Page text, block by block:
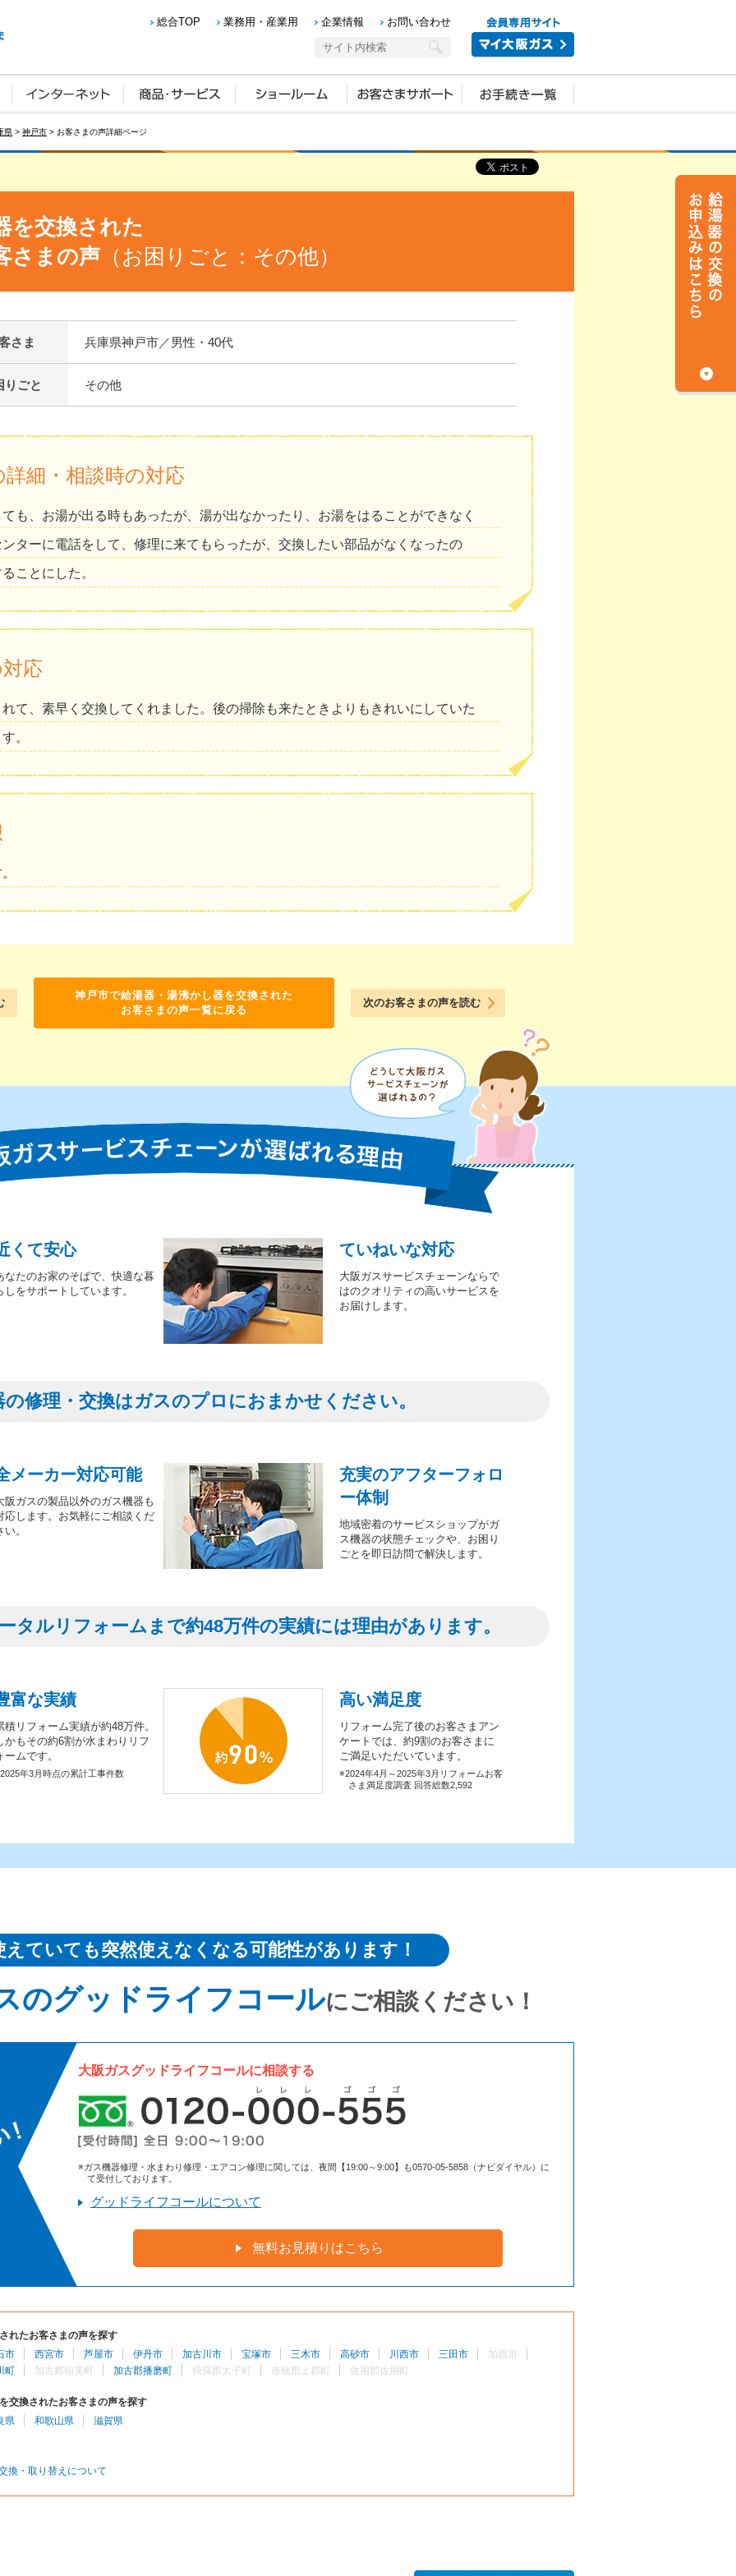
総合TOP 業務用・産業用 企業情報 お問い合わせ
県 > 神戸市 > お客さまの声詳細ページ
を交換された
さまの声 （お困りごと：その他）
さま 兵庫県神戸市／男性・40代
りごと その他
細・相談時の対応
も、お湯が出る時もあったが、湯が出なかったり、お湯をはることができなく
ターに電話をして、修理に来てもらったが、交換したい部品がなくなったの
ことにした。
応
て、素早く交換してくれました。後の掃除も来たときよりもきれいにしていた
。
神戸市で給湯器・湯沸かし器を交換された
お客さまの声一覧に戻る
次のお客さまの声を読む
くて安心
なたのお家のそばで、快適な暮
しをサポートしています。
ていねいな対応
大阪ガスサービスチェーンならで
はのクオリティの高いサービスを
お届けします。
の修理・交換はガスのプロにおまかせください。
メーカー対応可能
阪ガスの製品以外のガス機器も
応します。お気軽にご相談くだ
い。
充実のアフターフォロ
ー体制
地域密着のサービスショップがガ
ス機器の状態チェックや、お困り
ごとを即日訪問で解決します。
タルリフォームまで約48万件の実績には理由があります。
富な実績
積リフォーム実績が約48万件。
かもその約6割が水まわりリフ
ームです。
年3月時点の累計工事件数
高い満足度
リフォーム完了後のお客さまアン
ケートでは、約9割のお客さまに
ご満足いただいています。
※2024年4月～2025年3月リフォームお客
さま満足度調査 回答総数2,592
えていても突然使えなくなる可能性があります！
のグッドライフコールにご相談ください！
大阪ガスグッドライフコールに相談する
※ガス機器修理・水まわり修理・エアコン修理に関しては、夜間【19:00～9:00】も0570-05-5858（ナビダイヤル）に
て受付しております。
グッドライフコールについて
無料お見積りはこちら
れたお客さまの声を探す
市
西宮市 芦屋市 伊丹市 加古川市 宝塚市 三木市 高砂市 川西市 三田市
加西市
町
加古郡稲美町 加古郡播磨町 揖保郡太子町 赤穂郡上郡町 佐用郡佐用町
交換されたお客さまの声を探す
県
和歌山県 滋賀県
換・取り替えについて